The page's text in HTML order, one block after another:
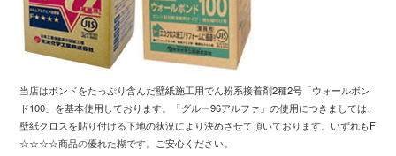
当店はボンドをたっぷり含んだ壁紙施工用でん粉系接着剤2種2号「ウォールボン
ド100」 を基本使用しております 。「グルー96アルファ」の使用につきましては、
壁紙クロスを貼り付ける下地の状況により決めさせて頂いております
いずれもF
☆☆☆☆商品の優れた糊です ご安心ください。